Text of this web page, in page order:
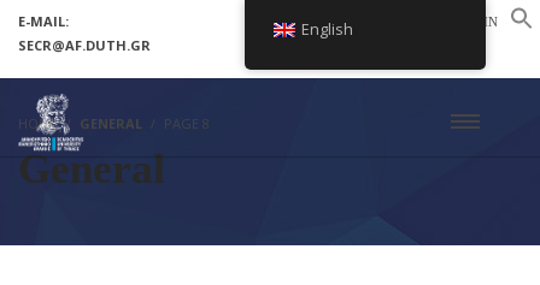
E-MAIL:
SECR@AF.DUTH.GR
LOGIN
HOME GENERAL PAGE 8
General
English